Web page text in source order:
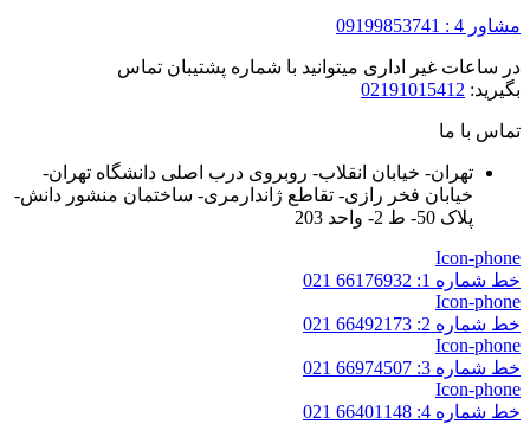
مشاور 4 : 09199853741
در ساعات غیر اداری میتوانید با شماره پشتیبان تماس
بگیرید: 02191015412
تماس با ما
تهران- خیابان انقلاب- روبروی درب اصلی دانشگاه تهران-
خیابان فخر رازی- تقاطع ژاندارمری- ساختمان منشور دانش-
پلاک 50- ط 2- واحد 203
Icon-phone
خط شماره 1: 66176932 021
Icon-phone
خط شماره 2: 66492173 021
Icon-phone
خط شماره 3: 66974507 021
Icon-phone
خط شماره 4: 66401148 021